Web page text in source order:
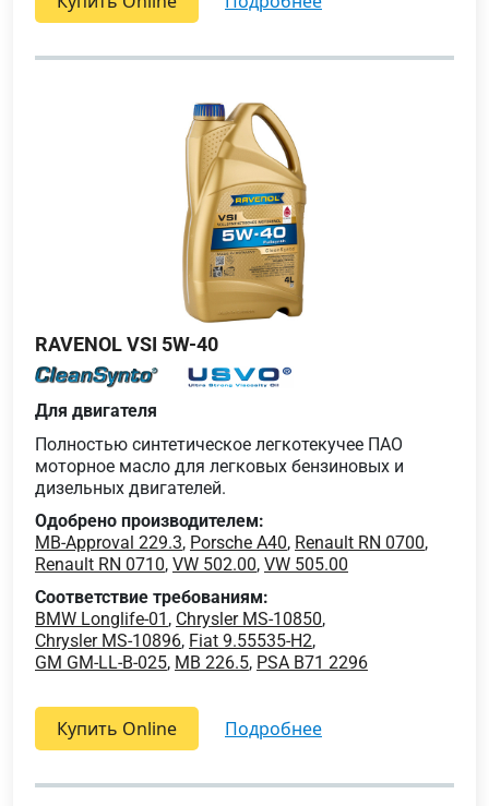
RAVENOL VSI 5W-40
Для двигателя
Полностью синтетическое легкотекучее ПАО
моторное масло для легковых бензиновых и
дизельных двигателей.
Одобрено производителем:
MB-Approval 229.3, Porsche A40, Renault RN 0700,
Renault RN 0710, VW 502.00, VW 505.00
Соответствие требованиям:
BMW Longlife-01 , Chrysler MS-10850,
Chrysler MS-10896, Fiat 9.55535-H2,
GM GM-LL-B-025, MB 226.5, PSA B71 2296
Купить Online подробнее